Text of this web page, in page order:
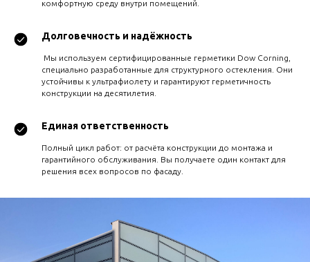
комфортную среду внутри помещений.
Долговечность и надёжность
Мы используем сертифицированные герметики Dow Corning,
специально разработанные для структурного остекления. Они
устойчивы к ультрафиолету и гарантируют герметичность
конструкции на десятилетия.
Единая ответственность
Полный цикл работ: от расчёта конструкции до монтажа и
гарантийного обслуживания. Вы получаете один контакт для
решения всех вопросов по фасаду.